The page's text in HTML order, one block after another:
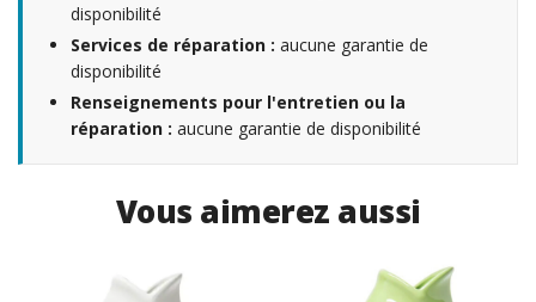
disponibilité
Services de réparation : aucune garantie de
disponibilité
Renseignements pour l'entretien ou la
réparation : aucune garantie de disponibilité
Vous aimerez aussi